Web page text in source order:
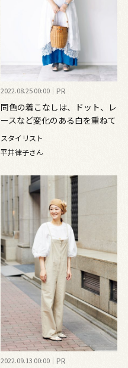
2022.08.25 00:00 PR
同色の着こなしは、ドット、レ
ースなど変化のある白を重ねて
メリハリを
スタイリスト
平井律子さん
2022.09.13 00:00 PR